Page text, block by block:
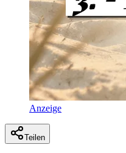
Anzeige
Teilen